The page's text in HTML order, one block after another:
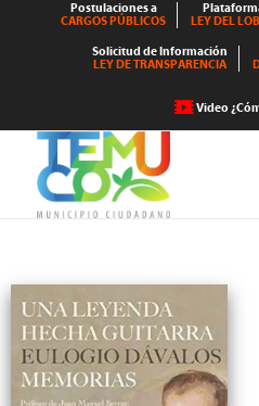
Postulaciones a
CARGOS PÚBLICOS
LEY DEL
Solicitud de Información
LEY DE TRANSPARENCIA
Video